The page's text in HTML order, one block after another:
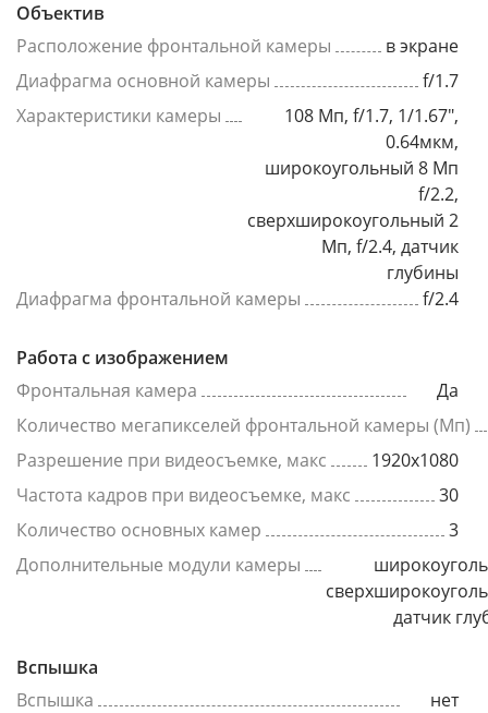
Объектив
Расположение фронтальной камеры
в экране
Диафрагма основной камеры
f/1.7
Характеристики камеры
108 Мп, f/1.7, 1/1.67",
0.64мкм,
широкоугольный 8 Мп
f/2.2,
сверхширокоугольный 2
Мп, f/2.4, датчик
глубины
Диафрагма фронтальной камеры
f/2.4
Работа с изображением
Фронтальная камера
Да
Количество мегапикселей фронтальной камеры (Мп)
Разрешение при видеосъемке, макс
1920x1080
Частота кадров при видеосъемке, макс
30
Количество основных камер
3
Дополнительные модули камеры
датчик
Вспышка
Вспышка
нет